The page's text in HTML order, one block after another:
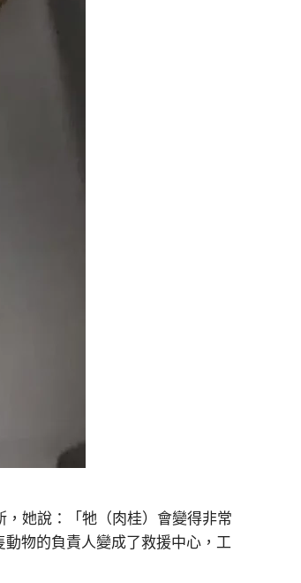
她說：「牠（肉桂）會變得非常
物的負責人變成了救援中心，工